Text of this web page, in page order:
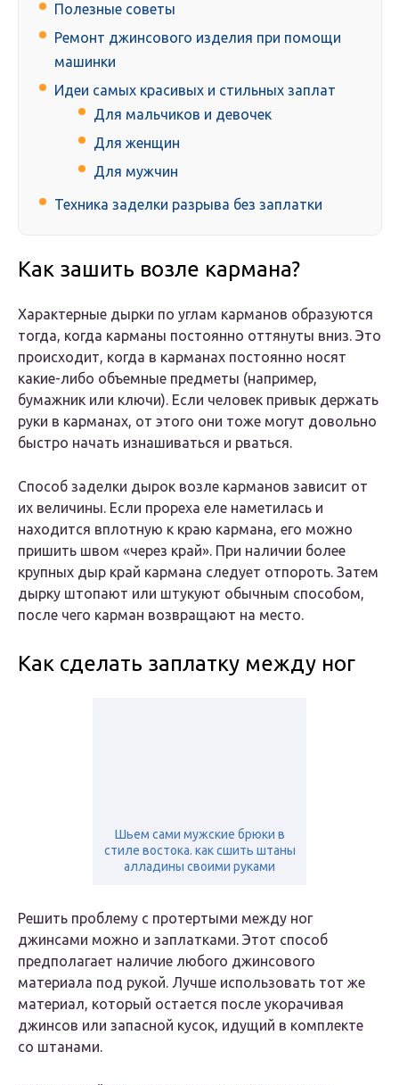
Полезные советы
Ремонт джинсового изделия при помощи
машинки
Идеи самых красивых и стильных заплат
Для мальчиков и девочек
Для женщин
Для мужчин
Техника заделки разрыва без заплатки
Как зашить возле кармана?
Характерные дырки по углам карманов образуются
тогда, когда карманы постоянно оттянуты вниз. Это
происходит, когда в карманах постоянно носят
какие-либо объемные предметы (например,
бумажник или ключи). Если человек привык держать
руки в карманах, от этого они тоже могут довольно
быстро начать изнашиваться и рваться.
Способ заделки дырок возле карманов зависит от
их величины. Если прореха еле наметилась и
находится вплотную к краю кармана, его можно
пришить швом «через край». При наличии более
крупных дыр край кармана следует отпороть. Затем
дырку штопают или штукуют обычным способом,
после чего карман возвращают на место.
Как сделать заплатку между ног
Шьем сами мужские брюки в
стиле востока. как сшить штаны
алладины своими руками
Решить проблему с протертыми между ног
джинсами можно и заплатками. Этот способ
предполагает наличие любого джинсового
материала под рукой. Лучше использовать тот же
материал, который остается после укорачивая
джинсов или запасной кусок, идущий в комплекте
со штанами.